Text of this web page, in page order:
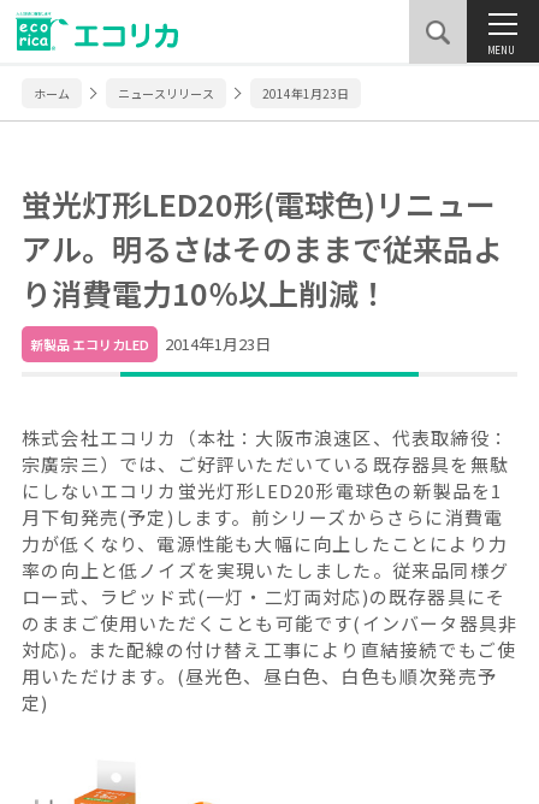
MENU
ホーム ニュースリリース 2014年1月23日
蛍光灯形LED20形(電球色)リニュー
アル。明るさはそのままで従来品よ
り消費電力10％以上削減！
新製品 エコリカLED 2014年1月23日
株式会社エコリカ（本社：大阪市浪速区、代表取締役：
宗廣宗三）では、ご好評いただいている既存器具を無駄
にしないエコリカ蛍光灯形LED20形電球色の新製品を1
月下旬発売(予定)します。前シリーズからさらに消費電
力が低くなり、電源性能も大幅に向上したことにより力
率の向上と低ノイズを実現いたしました。従来品同様グ
ロー式、ラピッド式(一灯・二灯両対応)の既存器具にそ
のままご使用いただくことも可能です(インバータ器具非
対応)。また配線の付け替え工事により直結接続でもご使
用いただけます。(昼光色、昼白色、白色も順次発売予
定)